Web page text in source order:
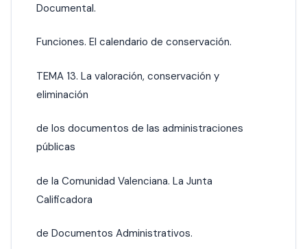
Documental.
Funciones. El calendario de conservación.
TEMA 13. La valoración, conservación y
eliminación
de los documentos de las administraciones
públicas
de la Comunidad Valenciana. La Junta
Calificadora
de Documentos Administrativos.